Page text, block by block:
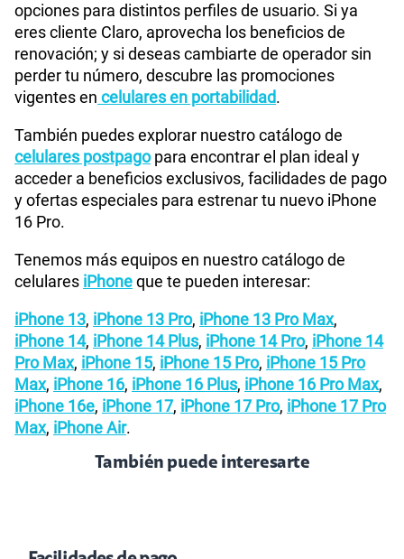
opciones para distintos perfiles de usuario. Si ya
eres cliente Claro, aprovecha los beneficios de
renovación; y si deseas cambiarte de operador sin
perder tu número, descubre las promociones
vigentes en celulares en portabilidad.
También puedes explorar nuestro catálogo de
celulares postpagopara encontrar el plan ideal y
acceder a beneficios exclusivos, facilidades de pago
y ofertas especiales para estrenar tu nuevo iPhone
16 Pro.
Tenemos más equipos en nuestro catálogo de
celulares iPhoneque te pueden interesar:
iPhone 13, iPhone 13 Pro, iPhone 13 Pro Max,
iPhone 14, iPhone 14 Plus, iPhone 14 Pro, iPhone 14
Pro Max, iPhone 15, iPhone 15 Pro, iPhone 15 Pro
Max, iPhone 16, iPhone 16 Plus, iPhone 16 Pro Max,
iPhone 16e, iPhone 17, iPhone 17 Pro, iPhone 17 Pro
Max, iPhone Air.
También puede interesarte